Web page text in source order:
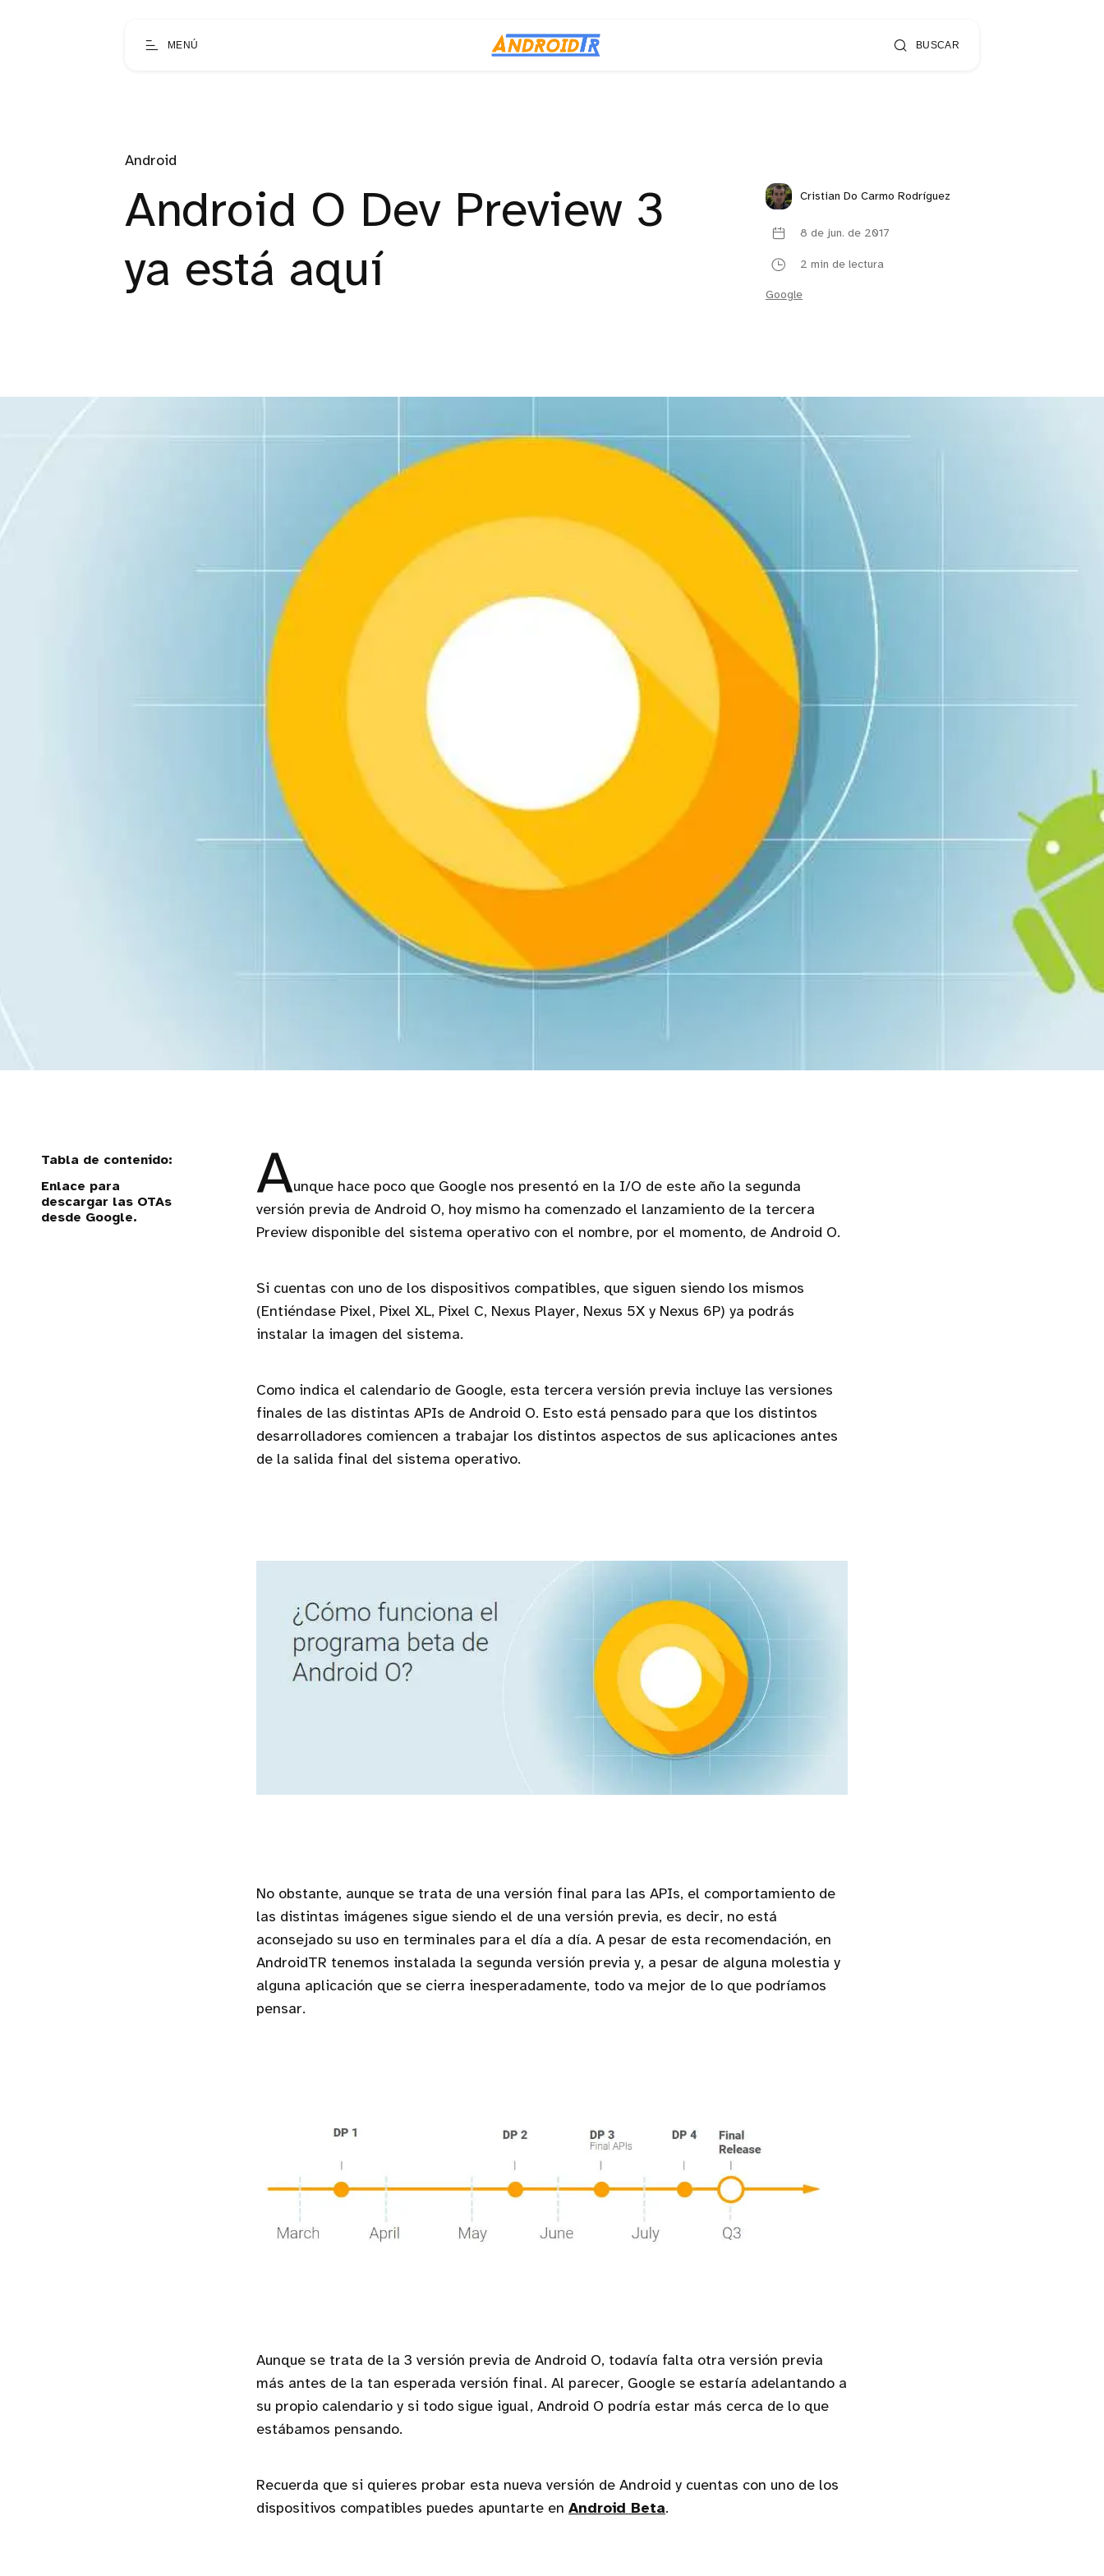
MENÚ BUSCAR
Android
Android O Dev Preview 3
ya está aquí
Cristian Do Carmo Rodríguez
8 de jun. de 2017
2 min de lectura
Google
Enlace para
descargar las OTAs
desde Google.
Aunque hace poco que Google nos presentó en la I/O de este año la segunda
versión previa de Android O, hoy mismo ha comenzado el lanzamiento de la tercera
Preview disponible del sistema operativo con el nombre, por el momento, de Android O.
Si cuentas con uno de los dispositivos compatibles, que siguen siendo los mismos
(Entiéndase Pixel, Pixel XL, Pixel C, Nexus Player, Nexus 5X y Nexus 6P) ya podrás
instalar la imagen del sistema.
Como indica el calendario de Google, esta tercera versión previa incluye las versiones
finales de las distintas APIs de Android O. Esto está pensado para que los distintos
desarrolladores comiencen a trabajar los distintos aspectos de sus aplicaciones antes
de la salida final del sistema operativo.
No obstante, aunque se trata de una versión final para las APIs, el comportamiento de
las distintas imágenes sigue siendo el de una versión previa, es decir, no está
aconsejado su uso en terminales para el día a día. A pesar de esta recomendación, en
AndroidTR tenemos instalada la segunda versión previa y, a pesar de alguna molestia y
alguna aplicación que se cierra inesperadamente, todo va mejor de lo que podríamos
pensar.
Aunque se trata de la 3 versión previa de Android O, todavía falta otra versión previa
más antes de la tan esperada versión final. Al parecer, Google se estaría adelantando a
su propio calendario y si todo sigue igual, Android O podría estar más cerca de lo que
estábamos pensando.
Recuerda que si quieres probar esta nueva versión de Android y cuentas con uno de los
dispositivos compatibles puedes apuntarte en Android Beta.